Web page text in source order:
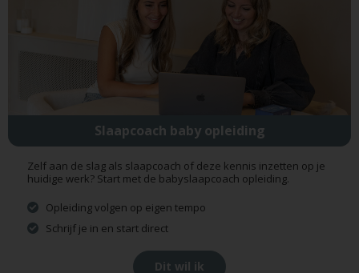
Slaapcoach baby opleiding
Zelf aan de slag als slaapcoach of deze kennis inzetten op je
huidige werk? Start met de babyslaapcoach opleiding.
Opleiding volgen op eigen tempo
Schrijf je in en start direct
Dit wil ik